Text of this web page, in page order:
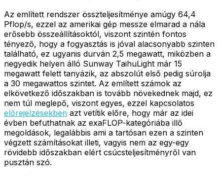
Az említett rendszer összteljesítménye amúgy 64,4
Pflop/s, ezzel az amerikai gép messze elmarad a nála
erősebb összeállításoktól, viszont szintén fontos
tényező, hogy a fogyasztás is jóval alacsonyabb szinten
található, ez ugyanis durván 2,5 megawatt, miközben a
negyedik helyen álló Sunway TaihuLight már 15
megawatt felett tanyázik, az abszolút első pedig súrolja
a 30 megawattos szintet. Az említett számok az
elkövetkező időszakban is tovább növekednek majd, ez
nem túl meglepő, viszont egyes, ezzel kapcsolatos
előrejelzésekben azt vetítik előre, hogy már az idei
évben befuthatnak az exaFLOP-kategóriába illő
megoldások, legalábbis ami a tartósan ezen a szinten
végzett számításokat illeti, vagyis nem az egy-egy
rövidebb időszakban elért csúcsteljesítményről van
pusztán szó.